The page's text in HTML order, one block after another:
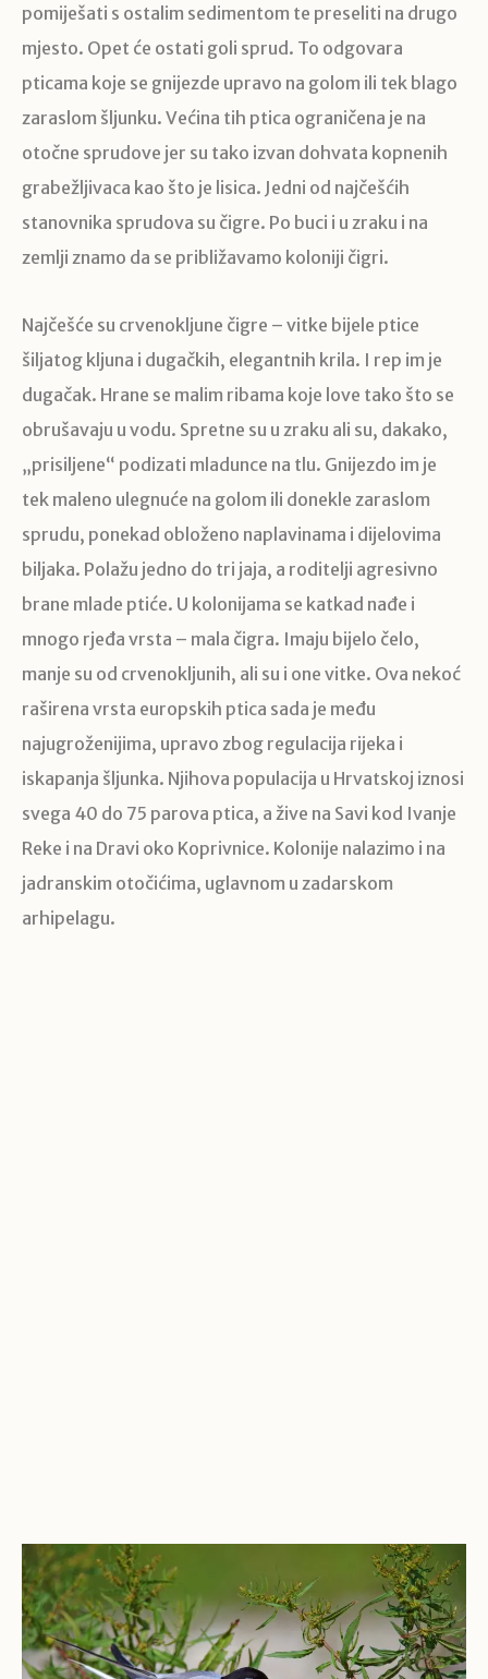
pomiješati s ostalim sedimentom te preseliti na drugo
mjesto. Opet će ostati goli sprud. To odgovara
pticama koje se gnijezde upravo na golom ili tek blago
zaraslom šljunku. Većina tih ptica ograničena je na
otočne sprudove jer su tako izvan dohvata kopnenih
grabežljivaca kao što je lisica. Jedni od najčešćih
stanovnika sprudova su čigre. Po buci i u zraku i na
zemlji znamo da se približavamo koloniji čigri.
Najčešće su crvenokljune čigre – vitke bijele ptice
šiljatog kljuna i dugačkih, elegantnih krila. I rep im je
dugačak. Hrane se malim ribama koje love tako što se
obrušavaju u vodu. Spretne su u zraku ali su, dakako,
„prisiljene“ podizati mladunce na tlu. Gnijezdo im je
tek maleno ulegnuće na golom ili donekle zaraslom
sprudu, ponekad obloženo naplavinama i dijelovima
biljaka. Polažu jedno do tri jaja, a roditelji agresivno
brane mlade ptiće. U kolonijama se katkad nađe i
mnogo rjeđa vrsta – mala čigra. Imaju bijelo čelo,
manje su od crvenokljunih, ali su i one vitke. Ova nekoć
raširena vrsta europskih ptica sada je među
najugroženijima, upravo zbog regulacija rijeka i
iskapanja šljunka. Njihova populacija u Hrvatskoj iznosi
svega 40 do 75 parova ptica, a žive na Savi kod Ivanje
Reke i na Dravi oko Koprivnice. Kolonije nalazimo i na
jadranskim otočićima, uglavnom u zadarskom
arhipelagu.